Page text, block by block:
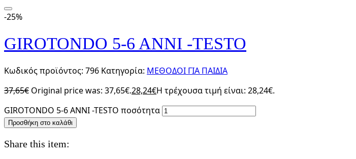
-25%
GIROTONDO 5-6 ANNI -TESTO
Κωδικός προϊόντος: 796 Κατηγορία: ΜΕΘΟΔΟΙ ΓΙΑ ΠΑΙΔΙΑ
37,65€ Original price was: 37,65€.28,24€Η τρέχουσα τιμή είναι: 28,24€.
GIROTONDO 5-6 ANNI -TESTO ποσότητα
Προσθήκη στο καλάθι
Share this item: